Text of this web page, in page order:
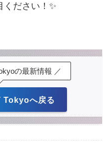
ください！✨
の最新情報 ／
へ戻る